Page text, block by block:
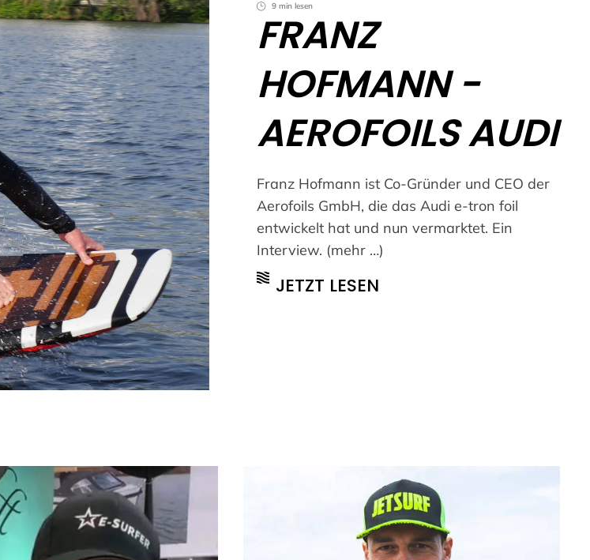
9 min lesen
FRANZ
HOFMANN -
AEROFOILS AUDI
Franz Hofmann ist Co-Gründer und CEO der
Aerofoils GmbH, die das Audi e-tron foil
entwickelt hat und nun vermarktet. Ein
Interview. (mehr …)
JETZT LESEN